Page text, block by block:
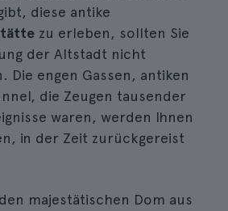
diese antike
zu erleben, sollten Sie
der Altstadt nicht
Die engen Gassen, antiken
die Zeugen tausender
waren, werden Ihnen
in der Zeit zurückgereist
majestätischen Dom aus